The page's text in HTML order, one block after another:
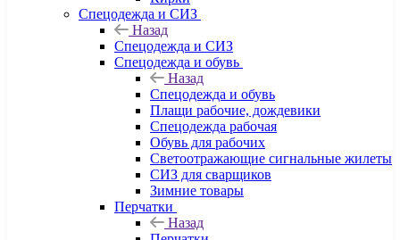
Спецодежда и СИЗ
Назад
Спецодежда и СИЗ
Спецодежда и обувь
Назад
Спецодежда и обувь
Плащи рабочие, дождевики
Спецодежда рабочая
Обувь для рабочих
Светоотражающие сигнальные жилеты
СИЗ для сварщиков
Зимние товары
Перчатки
Назад